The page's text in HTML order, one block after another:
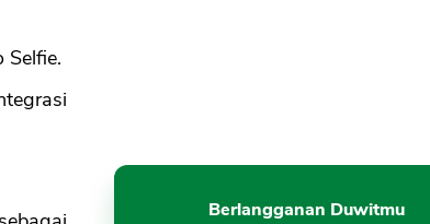
Selfie.
Berlangganan Duwitmu